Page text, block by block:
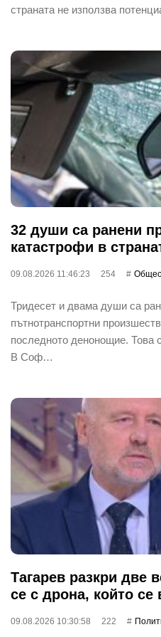
страната не използва
32 души са ранени
катастрофи в
09.08.2026 11:46:23 254
Тридесет и двама души са
пътнотранспортни
последното денонощие. Това
В Соф…
Тагарев разкри две
се с дрона, който
09.08.2026 10:30:58 222